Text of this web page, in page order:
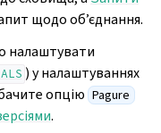
щодо об’єднання.
налаштувати
) у налаштуваннях
опцію Pagure
.